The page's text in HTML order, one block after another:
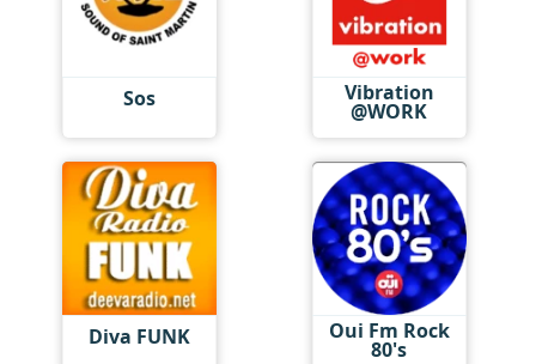
Sos Vibration
@WORK
Diva FUNK Oui Fm Rock
80's